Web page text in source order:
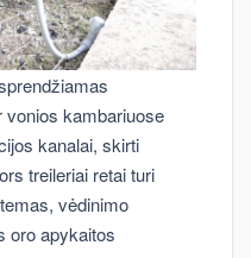
vonios kambariuose
kanalai, skirti
treileriai retai turi
vėdinimo
oro apykaitos